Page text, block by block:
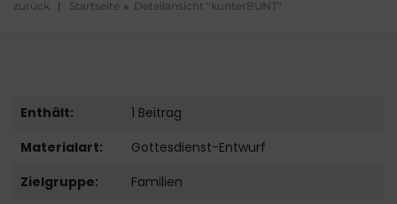
zurück | Startseite Detailansicht "kunterBUNT"
Enthält:
1 Beitrag
Materialart:
Gottesdienst-Entwurf
Zielgruppe:
Familien